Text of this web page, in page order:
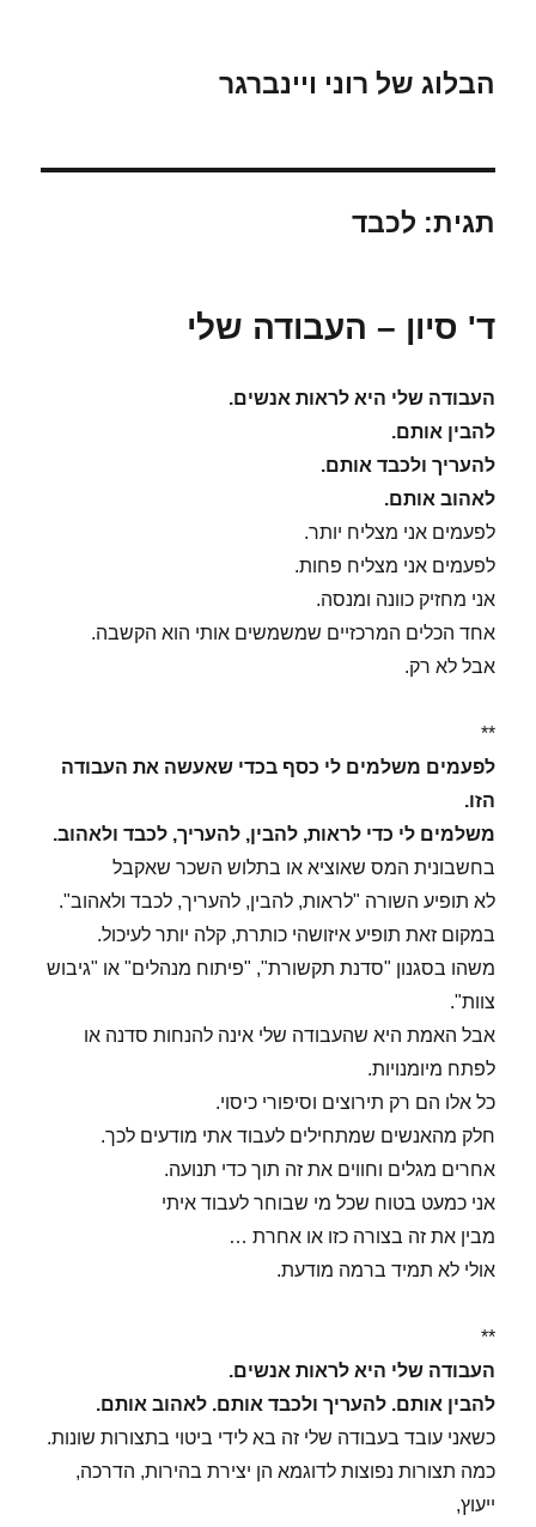
הבלוג של רוני ויינברגר
תגית: לכבד
ד' סיון – העבודה שלי
העבודה שלי היא לראות אנשים.
להבין אותם.
להעריך ולכבד אותם.
לאהוב אותם.
לפעמים אני מצליח יותר.
לפעמים אני מצליח פחות.
אני מחזיק כוונה ומנסה.
אחד הכלים המרכזיים שמשמשים אותי הוא הקשבה.
אבל לא רק.
**
לפעמים משלמים לי כסף בכדי שאעשה את העבודה
הזו.
משלמים לי כדי לראות, להבין, להעריך, לכבד ולאהוב.
בחשבונית המס שאוציא או בתלוש השכר שאקבל
לא תופיע השורה "לראות, להבין, להעריך, לכבד ולאהוב".
במקום זאת תופיע איזושהי כותרת, קלה יותר לעיכול.
משהו בסגנון "סדנת תקשורת", "פיתוח מנהלים" או "גיבוש
צוות".
אבל האמת היא שהעבודה שלי אינה להנחות סדנה או
לפתח מיומנויות.
כל אלו הם רק תירוצים וסיפורי כיסוי.
חלק מהאנשים שמתחילים לעבוד אתי מודעים לכך.
אחרים מגלים וחווים את זה תוך כדי תנועה.
אני כמעט בטוח שכל מי שבוחר לעבוד איתי
מבין את זה בצורה כזו או אחרת …
אולי לא תמיד ברמה מודעת.
**
העבודה שלי היא לראות אנשים.
להבין אותם. להעריך ולכבד אותם. לאהוב אותם.
כשאני עובד בעבודה שלי זה בא לידי ביטוי בתצורות שונות.
כמה תצורות נפוצות לדוגמא הן יצירת בהירות, הדרכה,
ייעוץ,